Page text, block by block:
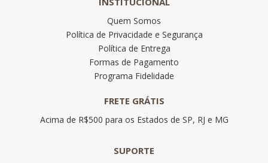
Quem Somos
Política de Privacidade e Segurança
Política de Entrega
Formas de Pagamento
Programa Fidelidade
FRETE GRÁTIS
Acima de R$500 para os Estados de SP, RJ e MG
SUPORTE